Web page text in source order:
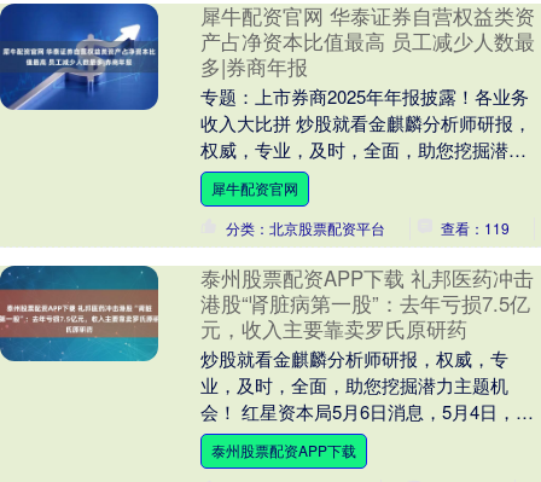
犀牛配资官网 华泰证券自营权益类资
产占净资本比值最高 员工减少人数最
多|券商年报
专题：上市券商2025年年报披露！各业务
收入大比拼 炒股就看金麒麟分析师研报，
权威，专业，及时，全面，助您挖掘潜力
主题机会！ 出品：新浪财经上市公司研究
院 作者....
犀牛配资官网
分类：北京股票配资平台
查看：119
泰州股票配资APP下载 礼邦医药冲击
港股“肾脏病第一股”：去年亏损7.5亿
元，收入主要靠卖罗氏原研药
炒股就看金麒麟分析师研报，权威，专
业，及时，全面，助您挖掘潜力主题机
会！ 红星资本局5月6日消息，5月4日，礼
邦医药（江苏）股份有限公司（简称“礼邦
医药”）递表....
泰州股票配资APP下载